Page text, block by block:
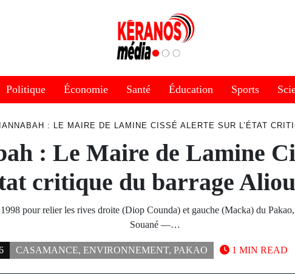
Politique Économie Santé Éducation Sports
: LE MAIRE DE LAMINE CISSÉ ALERTE SUR L’ÉTAT
: Le Maire de Lamine
critique du barrage
pour relier les rives droite (Diop Counda) et gauche (Macka) du
Souané —…
CASAMANCE, ENVIRONNEMENT, PAKAO 1 MIN READ